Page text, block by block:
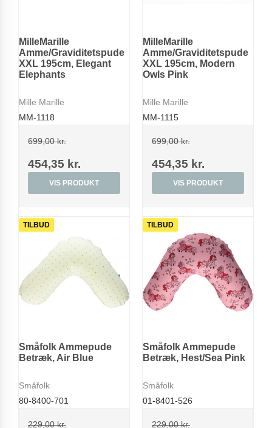
MilleMarille
Amme/Graviditetspude
XXL 195cm, Elegant
Elephants
Mille Marille
MM-1118
699,00 kr.
454,35 kr.
VIS PRODUKT
MilleMarille
Amme/Graviditetspude
XXL 195cm, Modern
Owls Pink
Mille Marille
MM-1115
699,00 kr.
454,35 kr.
VIS PRODUKT
TILBUD
Småfolk Ammepude
Betræk, Air Blue
Småfolk
80-8400-701
229,00 kr.
TILBUD
Småfolk Ammepude
Betræk, Hest/Sea Pink
Småfolk
01-8401-526
229,00 kr.